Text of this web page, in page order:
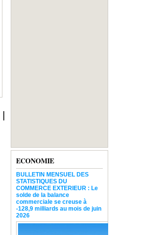
|
ECONOMIE
BULLETIN MENSUEL DES
STATISTIQUES DU
COMMERCE EXTERIEUR : Le
solde de la balance
commerciale se creuse à
-128,9 milliards au mois de juin
2026